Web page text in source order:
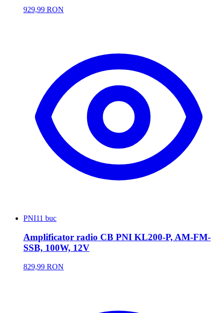
929,99 RON
PNI11 buc
Amplificator radio CB PNI KL200-P, AM-FM-
SSB, 100W, 12V
829,99 RON